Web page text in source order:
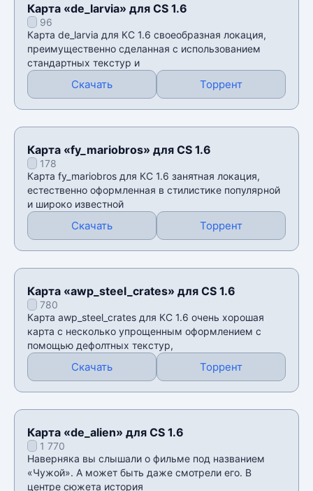
Карта «de_larvia» для CS 1.6
96
Карта de_larvia для КС 1.6 своеобразная локация,
преимущественно сделанная с использованием
стандартных текстур и
Скачать Торрент
Карта «fy_mariobros» для CS 1.6
178
Карта fy_mariobros для КС 1.6 занятная локация,
естественно оформленная в стилистике популярной
и широко известной
Скачать Торрент
Карта «awp_steel_crates» для CS 1.6
780
Карта awp_steel_crates для КС 1.6 очень хорошая
карта с несколько упрощенным оформлением с
помощью дефолтных текстур,
Скачать Торрент
Карта «de_alien» для CS 1.6
1 770
Наверняка вы слышали о фильме под названием
«Чужой». А может быть даже смотрели его. В
центре сюжета история